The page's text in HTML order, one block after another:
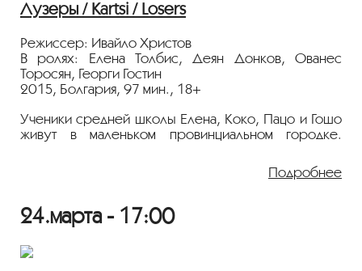
театральный критикЕлена Гордиенко.
Трейлер
интеллектуал Пьер-Поль заводит дружбу с
Трейлер
Лузеры / Kartsi / Losers
Режиссер: Ивайло Христов
В ролях: Елена Толбис, Деян Донков, Ованес
Торосян, Георги Гостин
2015, Болгария, 97 мин., 18+
Ученики средней школы Елена, Коко, Пацо и Гошо
живут в маленьком провинциальном городке.
неудачники. Коко влюблён в Елену. Девушка
мечтает стать певицей. Она очень волнуется из-за
Этот концерт взбудоражил весь город, положил
начало новым любовным романам, разочарованиям
Подробнее
24.марта - 17:00